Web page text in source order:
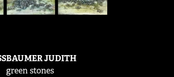
JUDITH
green stones